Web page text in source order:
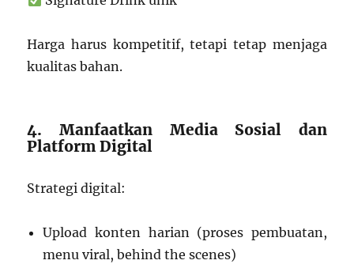
Harga harus kompetitif, tetapi tetap menjaga
kualitas bahan.
4. Manfaatkan Media Sosial dan
Platform Digital
Strategi digital:
Upload konten harian (proses pembuatan,
menu viral, behind the scenes)